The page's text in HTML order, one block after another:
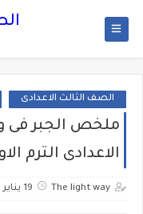
الصف الثالث الاعدادى
ملخص الجبر فى
الاعدادى الترم
The light way 19 يناير 2019